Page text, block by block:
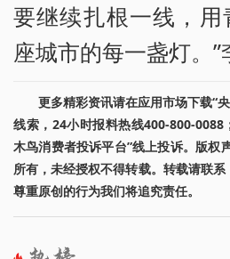
要继续扎根一线，
座城市的每一盏灯。”
更多精彩资讯请在应用市场下载“
线索，24小时报料热线400-800-0088
木鸟消费者投诉平台”线上投诉。版权
所有，未经授权不得转载。转载请联
尊重原创的行为我们将追究责任。